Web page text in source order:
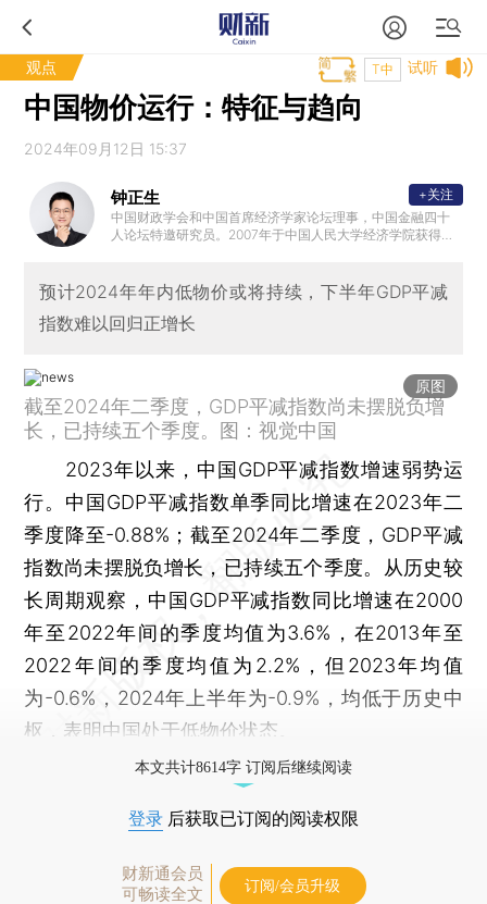
观点 试听
T中
中国物价运行：特征与趋向
2024年09月12日 15:37
钟正生
中国财政学会和中国首席经济学家论坛理事，中国金融四十
人论坛特邀研究员。2007年于中国人民大学经济学院获得博
2015年新财富最佳宏观分析师；之后任财新智库莫尼塔研究
公司董事长兼首席经济学家；2020年初受邀参加总理企业家
和经济专家座谈会，对当年政府工作报告建言献策。
+关注
预计2024年年内低物价或将持续，下半年GDP平减
指数难以回归正增长
原图
截至2024年二季度，GDP平减指数尚未摆脱负增
长，已持续五个季度。图：视觉中国
2023年以来，中国GDP平减指数增速弱势运
行。中国GDP平减指数单季同比增速在2023年二
季度降至-0.88%；截至2024年二季度，GDP平减
指数尚未摆脱负增长，已持续五个季度。从历史较
长周期观察，中国GDP平减指数同比增速在2000
年至2022年间的季度均值为3.6%，在2013年至
2022年间的季度均值为2.2%，但2023年均值
为-0.6%，2024年上半年为-0.9%，均低于历史中
枢，表明中国处于低物价状态。
本文共计8614字 订阅后继续阅读
登录 后获取已订阅的阅读权限
财新通会员
可畅读全文
订阅/会员升级